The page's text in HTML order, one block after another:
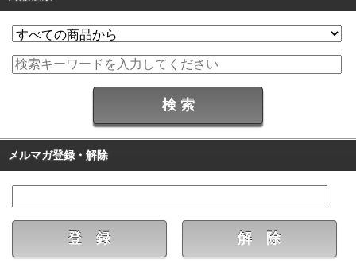
メルマガ登録・解除